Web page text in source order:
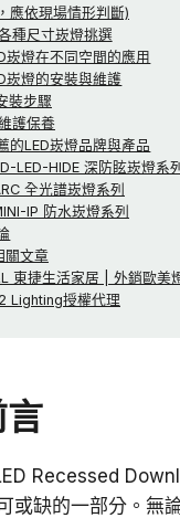
應依現場情形判斷)
種尺寸崁燈挑選
崁燈在不同空間的應用
崁燈的安裝與維護
裝步驟
護保養
的LED崁燈品牌與產品
LED-HIDE 深防眩崁燈系
全光譜崁燈系列
IP 防水崁燈系列
關文章
東捷生活家居 | 外銷歐美
Lighting授權代理
言
Recessed
或缺的一部分。無